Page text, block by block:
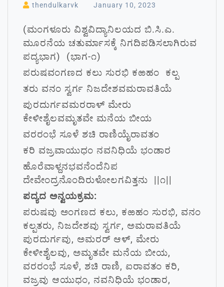
thendulkarvk January 10, 2023
(ಮಂಗಳೂರು ವಿಶ್ವವಿದ್ಯಾನಿಲಯದ ಬಿ.ಸಿ.ಎ.
ಮೂರನೆಯ ಚತುರ್ಮಾಸಕ್ಕೆ ನಿಗದಿಪಡಿಸಲಾಗಿರುವ
ಪದ್ಯಭಾಗ) (ಭಾಗ-೧)
ಪರುಷವಂಗಣದ ಕಲು ಸುರಭಿ ಕಱಹಂ ಕಲ್ಪ
ತರು ವನಂ ಸ್ವರ್ಗ ನಿಜದೇಶವಮರಾವತಿಯೆ
ಪುರದುರ್ಗವಮರರಾಳ್ ಮೇರು
ಕೇಳೀಶೈಲವಮೃತವೇ ಮನೆಯ ಬೀಯ
ವರರಂಭೆ ಸೂಳೆ ಶಚಿ ರಾಣಿಯೈರಾವತಂ
ಕರಿ ವಜ್ರವಾಯುಧಂ ನವನಿಧಿಯೆ ಭಂಡಾರ
ಹೊರೆವಾಳ್ದನಭವನೆಂದೆನಿಪ
ದೇವೇಂದ್ರನೊಂದಿರುಳೋಲಗವಿತ್ತನು ||೧||
ಪದ್ಯದ ಅನ್ವಯಕ್ರಮ:
ಪರುಷವು ಅಂಗಣದ ಕಲು, ಕಱಹಂ ಸುರಭಿ, ವನಂ
ಕಲ್ಪತರು, ನಿಜದೇಶವು ಸ್ವರ್ಗ, ಅಮರಾವತಿಯೆ
ಪುರದುರ್ಗವು, ಅಮರರ್ ಆಳ್, ಮೇರು
ಕೇಳೀಶೈಲವು, ಅಮೃತವೇ ಮನೆಯ ಬೀಯ,
ವರರಂಭೆ ಸೂಳೆ, ಶಚಿ ರಾಣಿ, ಐರಾವತಂ ಕರಿ,
ವಜ್ರವು ಆಯುಧಂ, ನವನಿಧಿಯೆ ಭಂಡಾರ,